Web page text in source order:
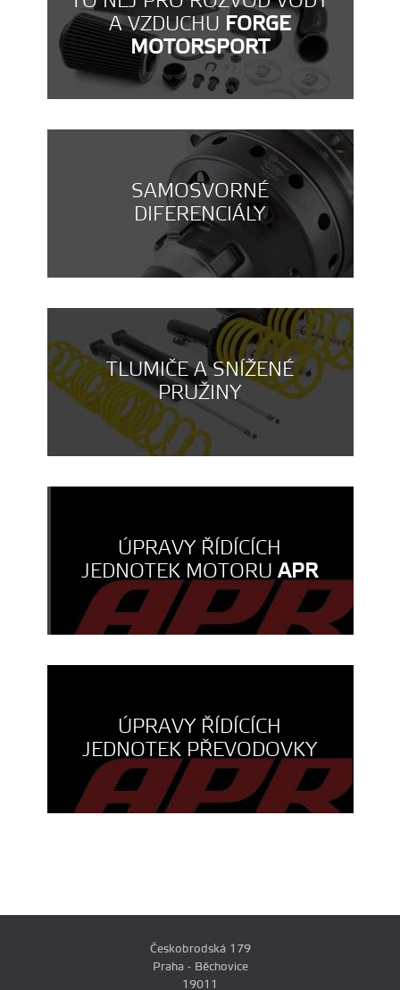
A VZDUCHU FORGE
MOTORSPORT
SAMOSVORNÉ
DIFERENCIÁLY
TLUMIČE A SNÍŽENÉ
PRUŽINY
ÚPRAVY ŘÍDÍCÍCH
JEDNOTEK MOTORUAPR
ÚPRAVY ŘÍDÍCÍCH
JEDNOTEK PŘEVODOVKY
Českobrodská 179
Praha - Běchovice
19011